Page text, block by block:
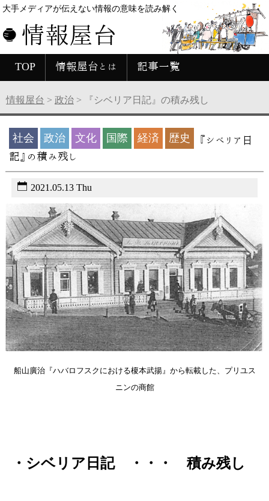
大手メディアが伝えない情報の意味を読み解く
情報屋台
TOP 情報屋台とは 記事一覧
情報屋台 > 政治 > 『シベリア日記』の積み残し
社会 政治 文化 国際 経済 歴史
『シベリア日
記』の積み残し
2021.05.13 Thu
船山廣治『ハバロフスクにおける榎本武揚』から転載した、プリユス
ニンの商館
・シベリア日記 ・・・ 積み残し